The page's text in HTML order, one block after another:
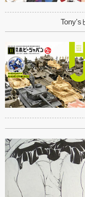
Tony's